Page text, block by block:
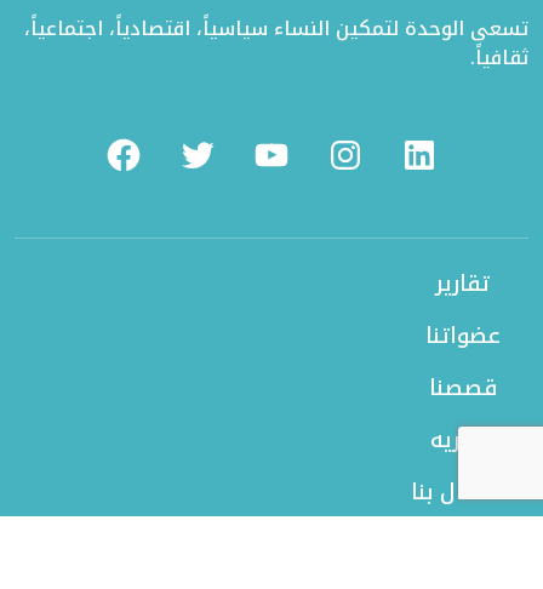
تسعى الوحدة لتمكين النساء سياسياً، اقتصادياً، اجتماعياً،
ثقافياً.
FacebookTwitterYoutubeInstagramLinkedin
تقارير
عضواتنا
قصصنا
بورتريه
الاتصال بنا